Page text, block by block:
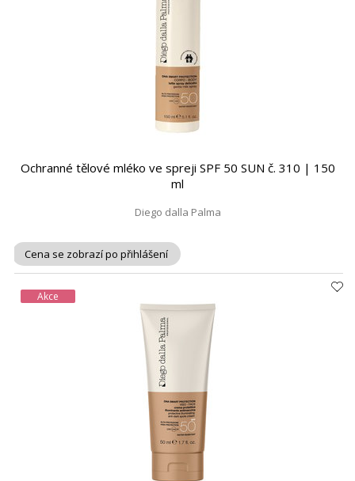
Ochranné tělové mléko ve spreji SPF 50 SUN č. 310 | 150
ml
Diego dalla Palma
Cena se zobrazí po přihlášení
Akce